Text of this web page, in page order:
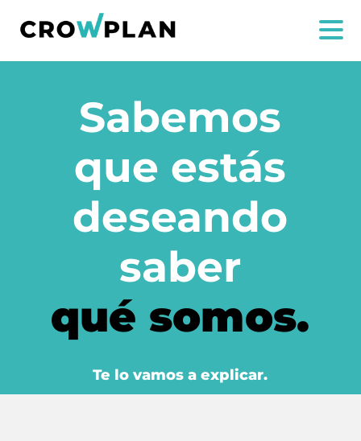
Sabemos
que estás
deseando
saber
qué somos.
Te lo vamos a explicar.